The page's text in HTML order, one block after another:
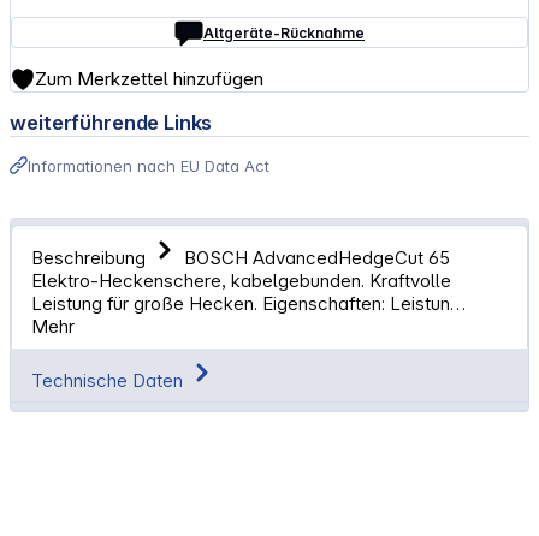
Altgeräte-Rücknahme
Zum Merkzettel hinzufügen
weiterführende Links
Informationen nach EU Data Act
Beschreibung
BOSCH AdvancedHedgeCut 65
Elektro-Heckenschere, kabelgebunden. Kraftvolle
Leistung für große Hecken. Eigenschaften: Leistun…
Mehr
Technische Daten